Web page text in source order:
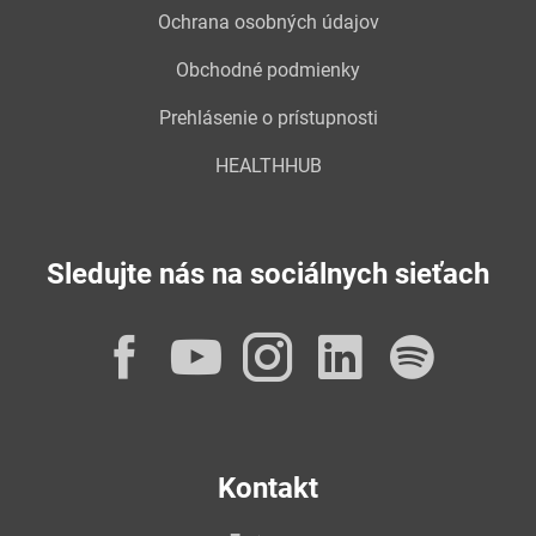
Ochrana osobných údajov
Obchodné podmienky
Prehlásenie o prístupnosti
HEALTHHUB
Sledujte nás na sociálnych sieťach
Facebook
YouTube
Instagram
Kontakt